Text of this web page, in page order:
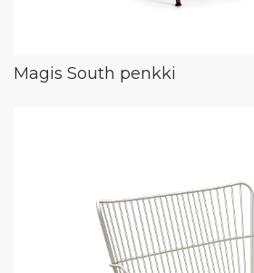
Magis South penkki